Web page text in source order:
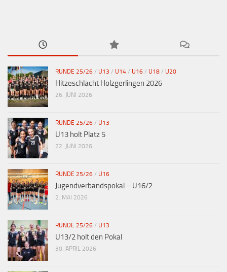
RUNDE 25/26 / U13 / U14 / U16 / U18 / U20
Hitzeschlacht Holzgerlingen 2026
26. JUNI 2026
RUNDE 25/26 / U13
U13 holt Platz 5
22. JUNI 2026
RUNDE 25/26 / U16
Jugendverbandspokal – U16/2
2. MAI 2026
RUNDE 25/26 / U13
U13/2 holt den Pokal
30. APRIL 2026